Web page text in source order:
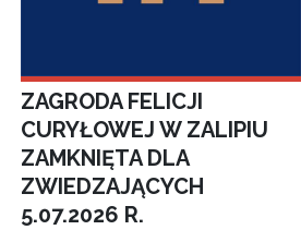
ZAGRODA FELICJI
CURYŁOWEJ W ZALIPIU
ZAMKNIĘTA DLA
ZWIEDZAJĄCYCH
5.07.2026 R.